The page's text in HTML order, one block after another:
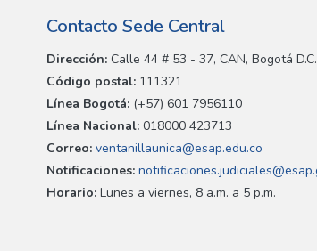
Contacto Sede Central
Dirección: Calle 44 # 53 - 37, CAN, Bogotá D.C.
Código postal: 111321
Línea Bogotá: (+57) 601 7956110
Línea Nacional: 018000 423713
Correo: ventanillaunica@esap.edu.co
Notificaciones:
Horario: Lunes a viernes, 8 a.m. a 5 p.m.